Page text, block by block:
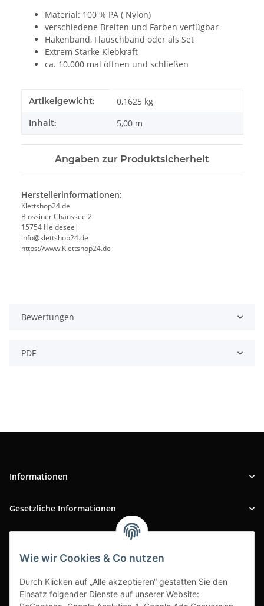
Wie wir Cookies & Co nutzen
Durch Klicken auf „Alle akzeptieren“ gestatten Sie den
Einsatz folgender Dienste auf unserer Website:
Material: 100 % PA ( Nylon)
verschiedene Breiten und Farben verfügbar
Hakenband, Flauschband oder als Set
Extrem Starke Klebkraft
ca. 10.000 mal öffnen und schließen
Produkteigenschaft
Wert
Artikelgewicht: 0,1625 kg
Inhalt: 5,00 m
Angaben zur Produktsicherheit
Herstellerinformationen:
Klettshop24.de
Blossiner Chaussee 2
15754 Heidesee|
info@klettshop24.de
https://www.Klettshop24.de
Bewertungen
PDF
Informationen
Gesetzliche Informationen